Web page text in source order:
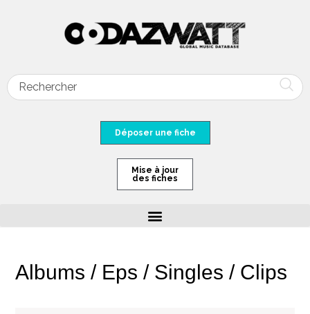
Déposer une fiche
Mise à jour
des fiches
Albums / Eps / Singles / Clips